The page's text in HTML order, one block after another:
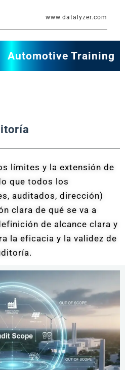
www.datalyzer.com
Automotive Training
límites y la extensión de
que todos los
auditados, dirección)
clara de qué se va a
de alcance clara y
la eficacia y la validez de